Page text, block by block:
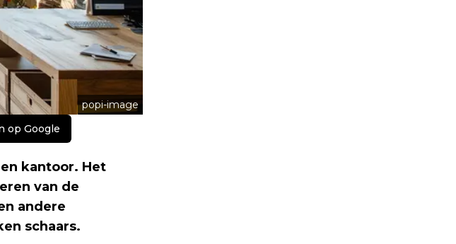
popi-image
op Google
kantoor. Het
van de
andere
schaars.